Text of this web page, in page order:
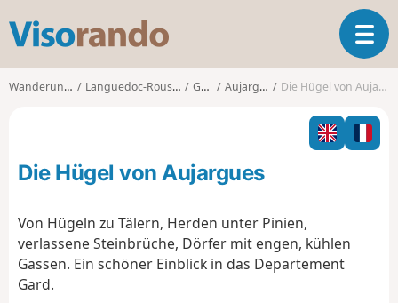
s
o
o
T
o
g
g
l
n
Wanderungen Languedoc-Roussillon Gard Aujargues Die Hügel von Aujargues
Die Hügel von Aujargues
Von Hügeln zu Tälern, Herden unter Pinien,
verlassene Steinbrüche, Dörfer mit engen, kühlen
Gassen. Ein schöner Einblick in das Departement
Gard.